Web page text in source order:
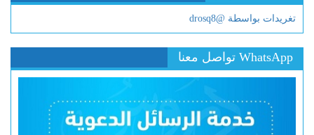
تغريدات بواسطة @drosq8
WhatsApp تواصل معنا